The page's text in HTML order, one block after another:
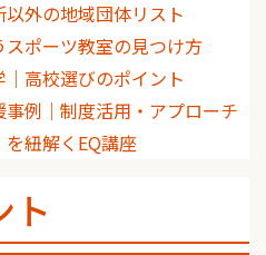
外の地域団体リスト
ポーツ教室の見つけ方
高校選びのポイント
例｜制度活用・アプローチ
紐解くEQ講座
ト